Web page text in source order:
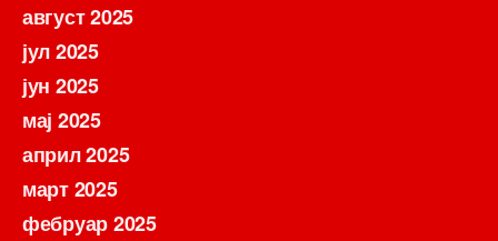
август 2025
јул 2025
јун 2025
мај 2025
април 2025
март 2025
фебруар 2025